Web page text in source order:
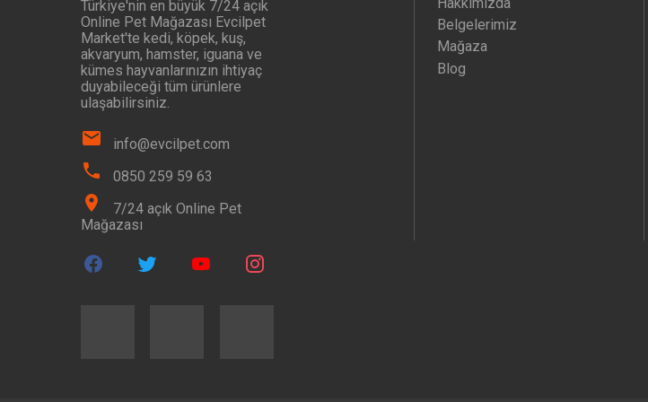
Türkiye'nin en büyük 7/24 açık
Online Pet Mağazası Evcilpet
Market'te kedi, köpek, kuş,
akvaryum, hamster, iguana ve
kümes hayvanlarınızın ihtiyaç
duyabileceği tüm ürünlere
ulaşabilirsiniz.
info@evcilpet.com
0850 259 59 63
7/24 açık Online Pet
Mağazası
Belgelerimiz
Mağaza
Blog